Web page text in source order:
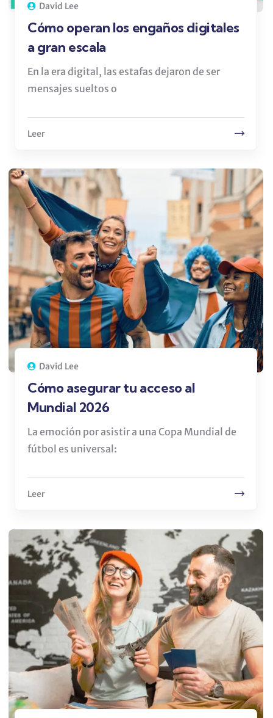
David Lee
Cómo operan los engaños digitales
a gran escala
En la era digital, las estafas dejaron de ser
mensajes sueltos o
Leer
David Lee
Cómo asegurar tu acceso al
Mundial 2026
La emoción por asistir a una Copa Mundial de
fútbol es universal:
Leer